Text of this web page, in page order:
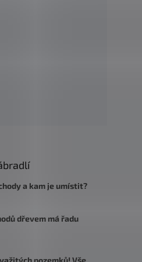
a kam je umístit?
dřevem má řadu
pozemků! Vše